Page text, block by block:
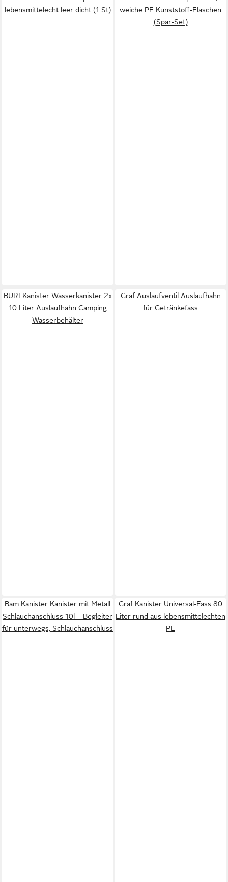
lebensmittelecht leer dicht (1 St)
weiche PE Kunststoff-Flaschen
(Spar-Set)
BURI Kanister Wasserkanister 2x
10 Liter Auslaufhahn Camping
Wasserbehälter
Graf Auslaufventil Auslaufhahn
für Getränkefass
Bam Kanister Kanister mit Metall
Schlauchanschluss 10l – Begleiter
für unterwegs, Schlauchanschluss
Graf Kanister Universal-Fass 80
Liter rund aus lebensmittelechten
PE